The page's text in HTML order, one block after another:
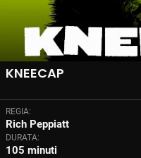
KNEECAP
REGIA:
Rich Peppiatt
DURATA:
105 minuti